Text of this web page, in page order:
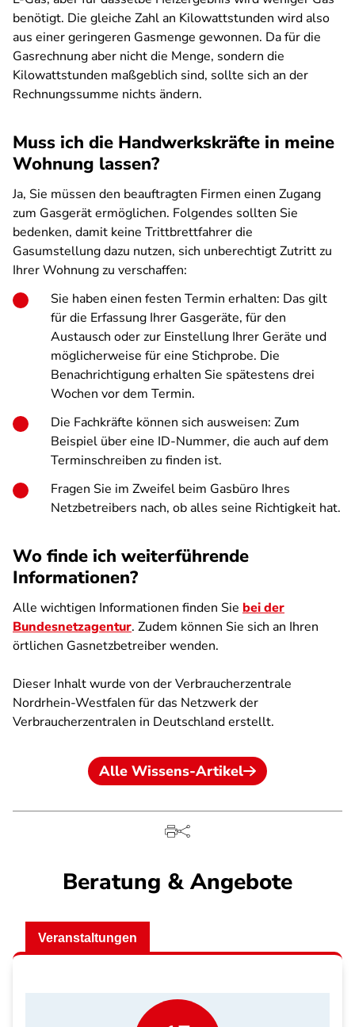
benötigt. Die gleiche Zahl an Kilowattstunden wird also
aus einer geringeren Gasmenge gewonnen. Da für die
Gasrechnung aber nicht die Menge, sondern die
Kilowattstunden maßgeblich sind, sollte sich an der
Rechnungssumme nichts ändern.
Muss ich die Handwerkskräfte in meine
Wohnung lassen?
Ja, Sie müssen den beauftragten Firmen einen Zugang
zum Gasgerät ermöglichen. Folgendes sollten Sie
bedenken, damit keine Trittbrettfahrer die
Gasumstellung dazu nutzen, sich unberechtigt Zutritt zu
Ihrer Wohnung zu verschaffen:
Sie haben einen festen Termin erhalten: Das gilt
für die Erfassung Ihrer Gasgeräte, für den
Austausch oder zur Einstellung Ihrer Geräte und
möglicherweise für eine Stichprobe. Die
Benachrichtigung erhalten Sie spätestens drei
Wochen vor dem Termin.
Die Fachkräfte können sich ausweisen: Zum
Beispiel über eine ID-Nummer, die auch auf dem
Terminschreiben zu finden ist.
Fragen Sie im Zweifel beim Gasbüro Ihres
Netzbetreibers nach, ob alles seine Richtigkeit hat.
Wo finde ich weiterführende
Informationen?
Alle wichtigen Informationen finden Sie bei der
Bundesnetzagentur. Zudem können Sie sich an Ihren
örtlichen Gasnetzbetreiber wenden.
Dieser Inhalt wurde von der Verbraucherzentrale
Nordrhein-Westfalen für das Netzwerk der
Verbraucherzentralen in Deutschland erstellt.
Alle Wissens-Artikel
Beratung & Angebote
Veranstaltungen